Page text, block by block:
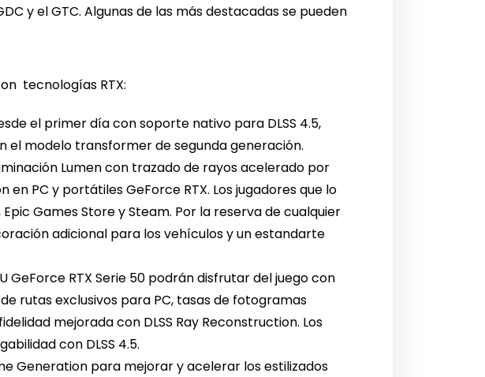
y el GTC. Algunas de las más destacadas se pueden
tecnologías RTX:
el primer día con soporte nativo para DLSS 4.5,
el modelo transformer de segunda generación.
Lumen con trazado de rayos acelerado por
PC y portátiles GeForce RTX. Los jugadores que lo
Games Store y Steam. Por la reserva de cualquier
adicional para los vehículos y un estandarte
GeForce RTX Serie 50 podrán disfrutar del juego con
rutas exclusivos para PC, tasas de fotogramas
mejorada con DLSS Ray Reconstruction. Los
con DLSS 4.5.
Generation para mejorar y acelerar los estilizados